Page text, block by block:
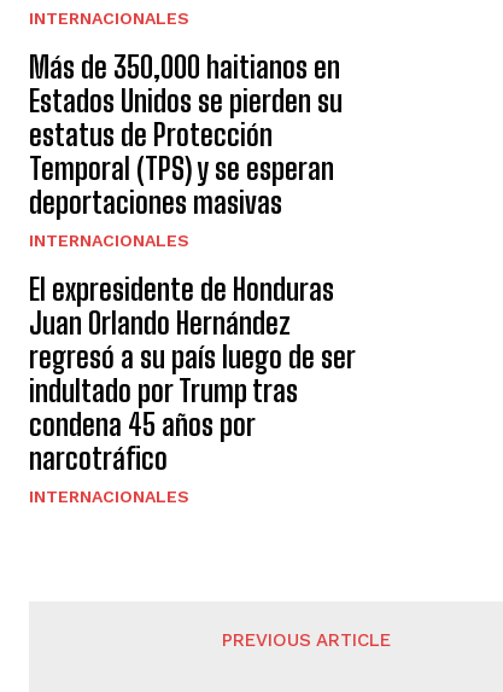
INTERNACIONALES
Más de 350,000 haitianos en
Estados Unidos se pierden su
estatus de Protección
Temporal (TPS) y se esperan
deportaciones masivas
INTERNACIONALES
El expresidente de Honduras
Juan Orlando Hernández
regresó a su país luego de ser
indultado por Trump tras
condena 45 años por
narcotráfico
INTERNACIONALES
PREVIOUS ARTICLE